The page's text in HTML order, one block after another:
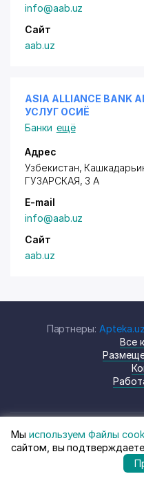
info@aab.uz
Сайт
aab.uz
ASIA ALLIANCE
УСЛУГ ОСИЁ
Банки ещё
Адрес
Узбекистан,
ГУЗАРСКАЯ, 3 А
E-mail
info@aab.uz
Сайт
aab.uz
Партнеры: Apteka.uz
Все
© Top.uz, 2024 Каталог
Узбекистана
Мы используем Файлы
сайтом, вы